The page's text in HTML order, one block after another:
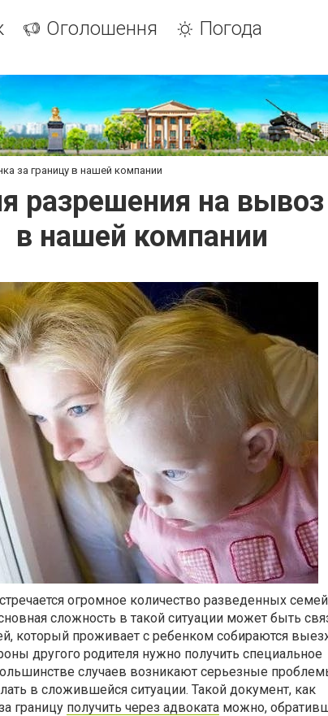
Оголошення Погода
за границу в нашей компании
разрешения на
в нашей компании
огромное количество разведенных
сложность в такой ситуации может быть
который проживает с ребенком собираются
другого родителя нужно получить специальное
случаев возникают серьезные
в сложившейся ситуации. Такой документ, как
границу получить через адвоката можно,